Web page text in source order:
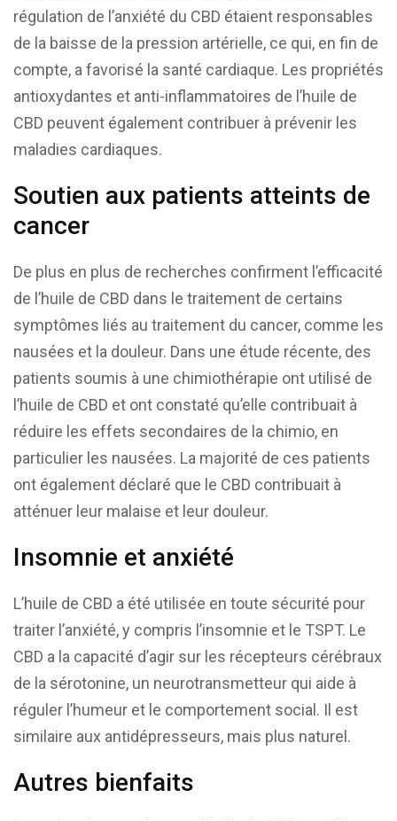
régulation de l’anxiété du CBD étaient responsables
de la baisse de la pression artérielle, ce qui, en fin de
compte, a favorisé la santé cardiaque. Les propriétés
antioxydantes et anti-inflammatoires de l’huile de
CBD peuvent également contribuer à prévenir les
maladies cardiaques.
Soutien aux patients atteints de
cancer
De plus en plus de recherches confirment l’efficacité
de l’huile de CBD dans le traitement de certains
symptômes liés au traitement du cancer, comme les
nausées et la douleur. Dans une étude récente, des
patients soumis à une chimiothérapie ont utilisé de
l’huile de CBD et ont constaté qu’elle contribuait à
réduire les effets secondaires de la chimio, en
particulier les nausées. La majorité de ces patients
ont également déclaré que le CBD contribuait à
atténuer leur malaise et leur douleur.
Insomnie et anxiété
L’huile de CBD a été utilisée en toute sécurité pour
traiter l’anxiété, y compris l’insomnie et le TSPT. Le
CBD a la capacité d’agir sur les récepteurs cérébraux
de la sérotonine, un neurotransmetteur qui aide à
réguler l’humeur et le comportement social. Il est
similaire aux antidépresseurs, mais plus naturel.
Autres bienfaits